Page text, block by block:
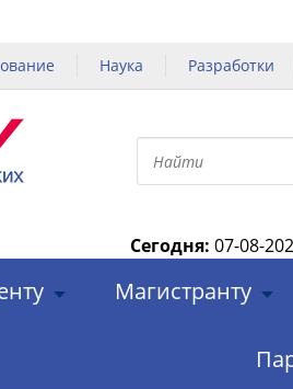
Наука Разработки
Сегодня: 07-08-
Магистранту